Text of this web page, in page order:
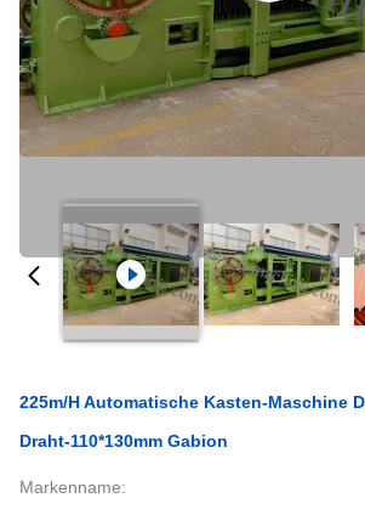
225m/H Automatische Kasten-Maschine
Draht-110*130mm Gabion
Markenname: